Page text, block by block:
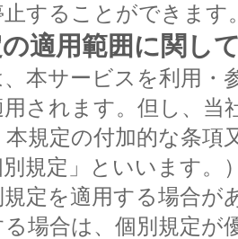
することができます
適用範囲に関し
本サービスを利用・
されます。但し、当
規定の付加的な条項
規定」といいます。
定を適用する場合が
場合は、個別規定が